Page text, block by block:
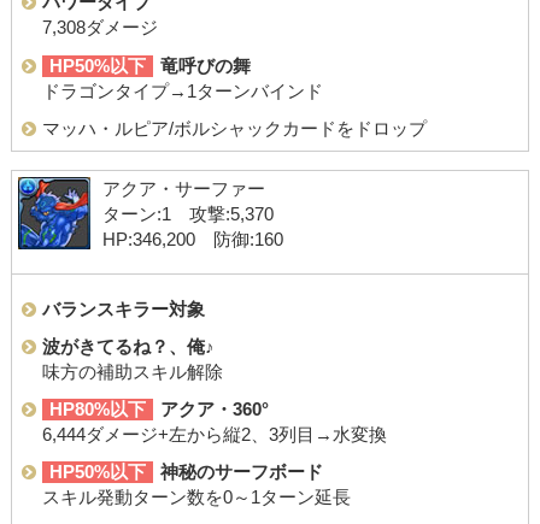
7,308ダメージ
HP50%以下
竜呼びの舞
ドラゴンタイプ→1ターンバインド
マッハ・ルピア/ボルシャックカードをドロップ
アクア・サーファー
ターン:1 攻撃:5,370
HP:346,200 防御:160
バランスキラー対象
波がきてるね？、俺♪
味方の補助スキル解除
HP80%以下
アクア・360°
6,444ダメージ+左から縦2、3列目→水変換
HP50%以下
神秘のサーフボード
スキル発動ターン数を0～1ターン延長